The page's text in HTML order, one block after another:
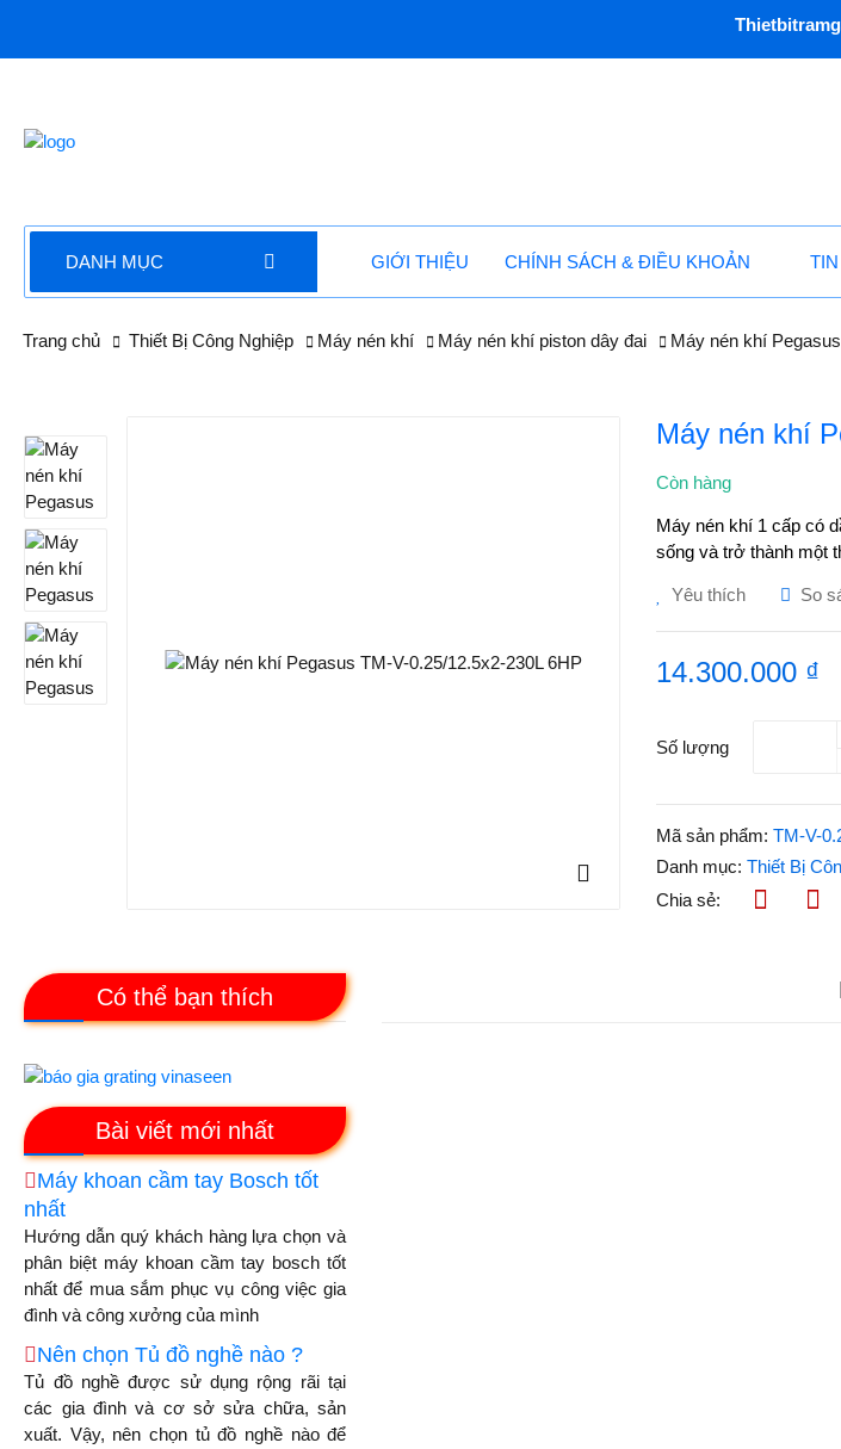
DANH MỤC GIỚI THIỆU CHÍNH SÁCH & ĐIỀU KHOẢN
Trang chủ Thiết Bị Công Nghiệp Máy nén khí Máy nén khí piston dây đai Máy nén khí Pegasus
Máy nén khí
Còn hàng
Máy nén khí 1 cấp có
sống và trở thành một
Yêu thích So
14.300.000 ₫
Số lượng
Mã sản phẩm: TM-V-
Danh mục: Thiết Bị
Chia sẻ:
Có thể bạn thích
Bài viết mới nhất
Máy khoan cầm tay Bosch tốt
nhất
Hướng dẫn quý khách hàng lựa chọn và
phân biệt máy khoan cầm tay bosch tốt
nhất để mua sắm phục vụ công việc gia
đình và công xưởng của mình
Nên chọn Tủ đồ nghề nào ?
Tủ đồ nghề được sử dụng rộng rãi tại
các gia đình và cơ sở sửa chữa, sản
xuất. Vậy, nên chọn tủ đồ nghề nào để